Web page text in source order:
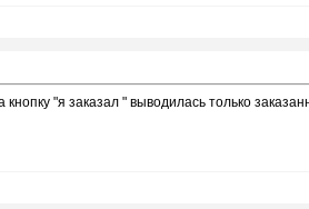
"я заказал " выводилась только